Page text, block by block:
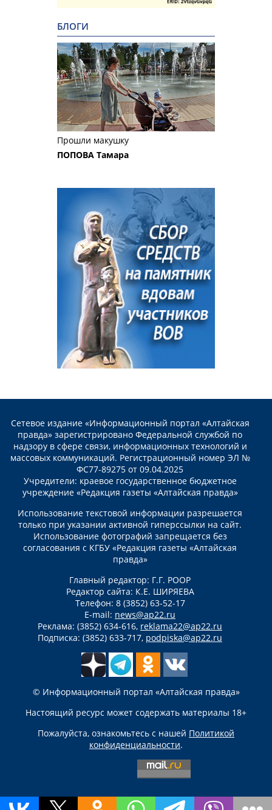
БЛОГИ
Прошли макушку
ПОПОВА Тамара
Сетевое издание «Информационный портал «Алтайская
правда» зарегистрировано Федеральной службой по
надзору в сфере связи, информационных технологий и
массовых коммуникаций. Регистрационный номер ЭЛ №
ФС77-89275 от 09.04.2025
Учредители: краевое государственное бюджетное
учреждение «Редакция газеты «Алтайская правда»
Использование текстовой информации разрешается
только при указании активной гиперссылки на сайт.
Использование фотографий запрещается без
согласования с КГБУ «Редакция газеты «Алтайская
правда»
Главный редактор: Г.Г. РООР
Редактор сайта: К.Е. ШИРЯЕВА
Телефон: 8 (3852) 63-52-17
E-mail: news@ap22.ru
Реклама: (3852) 634-616, reklama22@ap22.ru
Подписка: (3852) 633-717, podpiska@ap22.ru
© Информационный портал «Алтайская правда»
Настоящий ресурс может содержать материалы 18+
Пожалуйста, ознакомьтесь с нашей Политикой
конфиденциальности.